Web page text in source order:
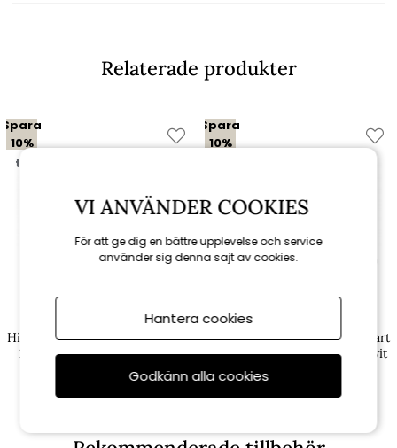
Relaterade produkter
Spara
10%
till 16/8
Hillmond bord förlängningsbart
160-220x100 H73 cm - matt
Spara
10%
Hillmond bord förlängningsbart
160-220x100 H73 cm - matt vit
VI ANVÄNDER COOKIES
För att ge dig en bättre upplevelse och service
använder sig denna sajt av cookies.
Hantera cookies
Godkänn alla cookies